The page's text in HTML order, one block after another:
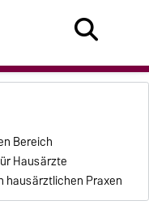
Bereich
Hausärzte
hausärztlichen Praxen